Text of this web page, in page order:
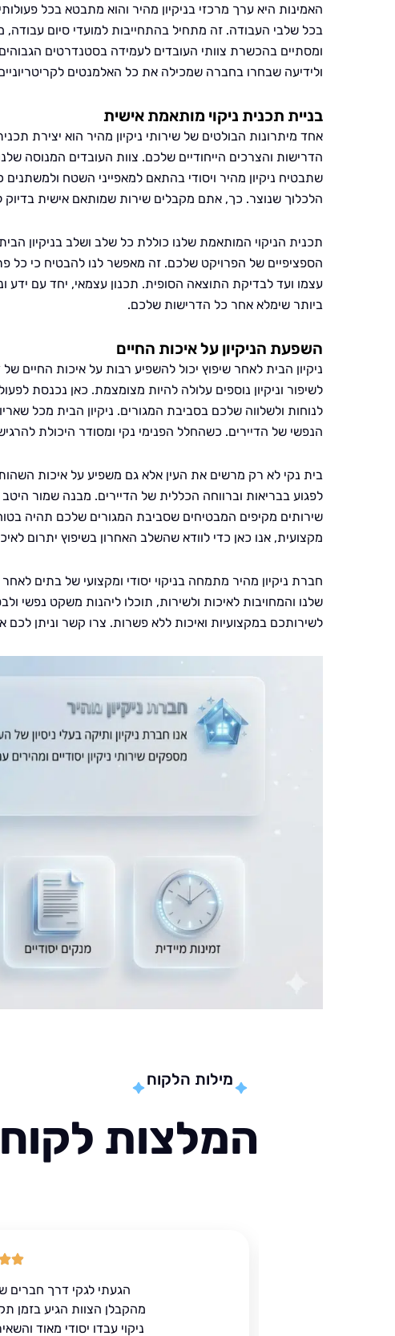
האמינות היא ערך מרכזי בניקיון מהיר והוא מתבטא בכל
בכל שלבי העבודה. זה מתחיל בהתחייבות למועדי סיום עבודה,
ומסתיים בהכשרת צוותי העובדים לעמידה בסטנדרטים
ולידיעה שבחרו בחברה שמכילה את כל האלמנטים
בניית תכנית ניקוי מותאמת אישית
אחד מיתרונות הבולטים של שירותי ניקיון מהיר הוא יצירת
הדרישות והצרכים הייחודיים שלכם. צוות העובדים המנוסה
שתבטיח ניקיון מהיר ויסודי בהתאם למאפייני השטח
הלכלוך שנוצר. כך, אתם מקבלים שירות שמותאם אישית
תכנית הניקוי המותאמת שלנו כוללת כל שלב ושלב בניקיון
הספציפיים של הפרויקט שלכם. זה מאפשר לנו להבטיח כי כל
עצמו ועד לבדיקת התוצאה הסופית. תכנון עצמאי, יחד עם ידע
ביותר שימלא אחר כל הדרישות שלכם.
השפעת הניקיון על איכות החיים
ניקיון הבית לאחר שיפוץ יכול להשפיע רבות על איכות החיים
לשיפור וניקיון נוספים עלולה להיות מצומצמת. כאן נכנסת
לנוחות ולשלווה שלכם בסביבת המגורים. ניקיון הבית מכל
הנפשי של הדיירים. כשהחלל הפנימי נקי ומסודר היכולת
בית נקי לא רק מרשים את העין אלא גם משפיע על איכות השהות
לפגוע בבריאות וברווחה הכללית של הדיירים. מבנה שמור היטב
שירותים מקיפים המבטיחים שסביבת המגורים שלכם תהיה
מקצועית, אנו כאן כדי לוודא שהשלב האחרון בשיפוץ יתרום
חברת ניקיון מהיר מתמחה בניקוי יסודי ומקצועי של בתים
שלנו והמחויבות לאיכות ולשירות, תוכלו ליהנות משקט
לשירותכם במקצועיות ואיכות ללא פשרות. צרו קשר וניתן
מילות הלקוח
המלצות
הגעתי לגקי דרך חברים
מהקבלן הצוות הגיע בזמן
ניקוי עבדו יסודי מאוד